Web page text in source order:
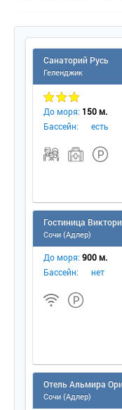
Санаторий Русь
Геленджик
До моря: 150 м.
Бассейн:
есть
Гостиница
Сочи (Адлер)
До моря: 900 м.
Бассейн:
нет
Отель Альмира
Сочи (Адлер)